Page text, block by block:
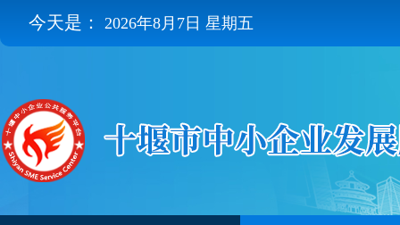
今天是： 2026年8月7日 星期五